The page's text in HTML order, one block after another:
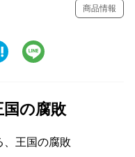
商品情報
の腐敗
、王国の腐敗